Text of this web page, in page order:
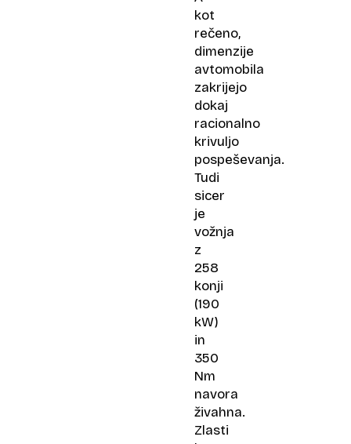
kot
rečeno,
dimenzije
avtomobila
zakrijejo
dokaj
racionalno
krivuljo
pospeševanja.
Tudi
sicer
je
vožnja
z
258
konji
(190
kW)
in
350
Nm
navora
živahna.
Zlasti